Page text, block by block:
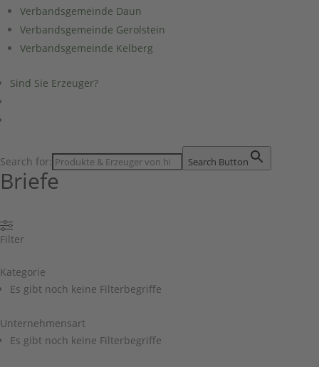
Verbandsgemeinde Daun
Verbandsgemeinde Gerolstein
Verbandsgemeinde Kelberg
Sind Sie Erzeuger?
Search for: Search Button
Briefe
Filter
Kategorie
Es gibt noch keine Filterbegriffe
Unternehmensart
Es gibt noch keine Filterbegriffe